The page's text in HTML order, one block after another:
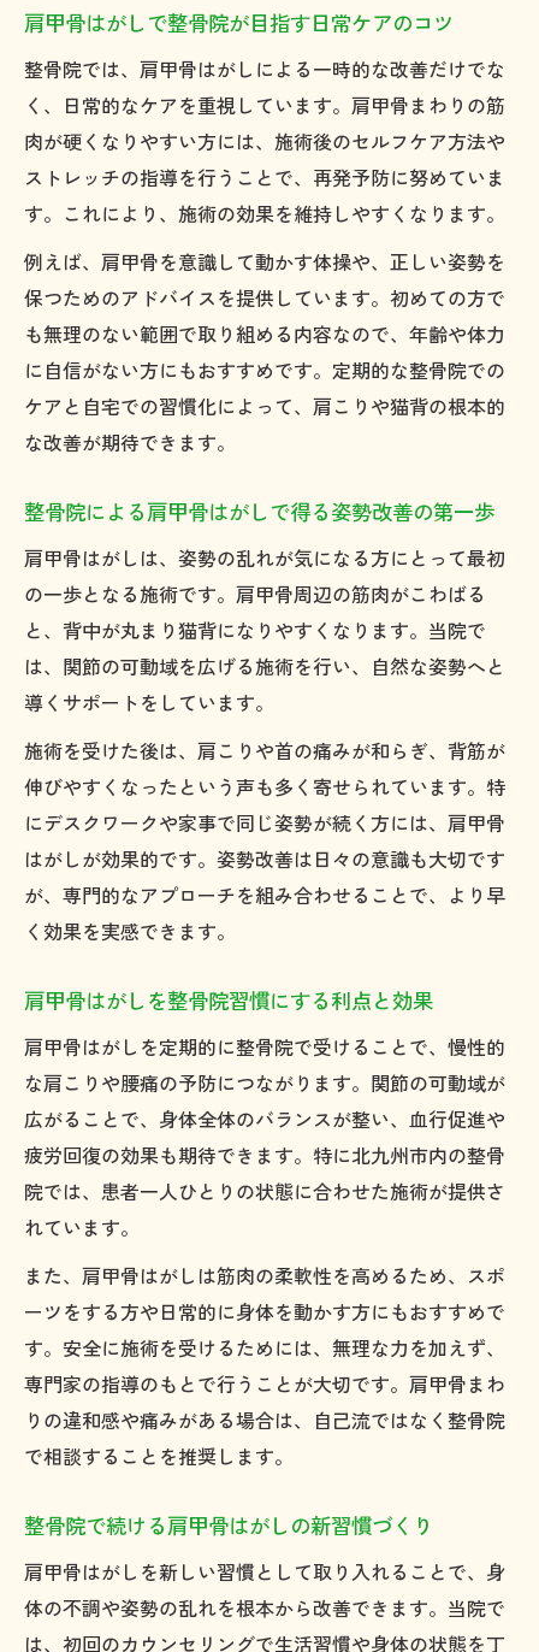
変化
整骨院での肩甲骨はがし体験者の体感ポイ
ント
肩甲骨はがし体験が整骨院で人気な理由を
解説
整骨院の肩甲骨はがしで実感する身体の不
調改善
肩甲骨まわりを柔軟にする整骨院施術の特徴
整骨院による肩甲骨はがしの柔軟性向上施
術法
肩甲骨まわりをほぐす整骨院施術の具体的
特徴
工夫
肩甲骨まわりの可動域を広げる整骨院の施
術力
整骨院施術で肩甲骨まわりを柔軟に保つポ
イント
柔軟性を高める肩甲骨はがしの効果とは
整骨院が提案する肩甲骨はがしの柔軟性効
果
肩甲骨はがしで整骨院が期待する可動域の
変化
整骨院の肩甲骨はがしで得る柔軟な身体作
り
柔軟性向上に特化した整骨院の肩甲骨はが
整骨院施術による肩甲骨はがしの効果的活
用法
肩甲骨はがしはどんな症状にぴったりか解説
整骨院の肩甲骨はがしが向く主な症状を紹
介
肩甲骨はがしを整骨院で受けるべき症状と
は
整骨院施術の肩甲骨はがしが適した症状一
覧
肩甲骨はがしが整骨院で支持される症状別
効果
ドバイス
肩甲骨はがしで整骨院が目指す日常ケアのコツ
整骨院では、肩甲骨はがしによる一時的な改善だけでな
く、日常的なケアを重視しています。肩甲骨まわりの筋
肉が硬くなりやすい方には、施術後のセルフケア方法や
ストレッチの指導を行うことで、再発予防に努めていま
す。これにより、施術の効果を維持しやすくなります。
例えば、肩甲骨を意識して動かす体操や、正しい姿勢を
保つためのアドバイスを提供しています。初めての方で
も無理のない範囲で取り組める内容なので、年齢や体力
に自信がない方にもおすすめです。定期的な整骨院での
ケアと自宅での習慣化によって、肩こりや猫背の根本的
な改善が期待できます。
整骨院による肩甲骨はがしで得る姿勢改善の第一歩
肩甲骨はがしは、姿勢の乱れが気になる方にとって最初
の一歩となる施術です。肩甲骨周辺の筋肉がこわばる
と、背中が丸まり猫背になりやすくなります。当院で
は、関節の可動域を広げる施術を行い、自然な姿勢へと
導くサポートをしています。
施術を受けた後は、肩こりや首の痛みが和らぎ、背筋が
伸びやすくなったという声も多く寄せられています。特
にデスクワークや家事で同じ姿勢が続く方には、肩甲骨
はがしが効果的です。姿勢改善は日々の意識も大切です
が、専門的なアプローチを組み合わせることで、より早
く効果を実感できます。
肩甲骨はがしを整骨院習慣にする利点と効果
肩甲骨はがしを定期的に整骨院で受けることで、慢性的
な肩こりや腰痛の予防につながります。関節の可動域が
広がることで、身体全体のバランスが整い、血行促進や
疲労回復の効果も期待できます。特に北九州市内の整骨
院では、患者一人ひとりの状態に合わせた施術が提供さ
れています。
また、肩甲骨はがしは筋肉の柔軟性を高めるため、スポ
ーツをする方や日常的に身体を動かす方にもおすすめで
す。安全に施術を受けるためには、無理な力を加えず、
専門家の指導のもとで行うことが大切です。肩甲骨まわ
りの違和感や痛みがある場合は、自己流ではなく整骨院
で相談することを推奨します。
整骨院で続ける肩甲骨はがしの新習慣づくり
肩甲骨はがしを新しい習慣として取り入れることで、身
体の不調や姿勢の乱れを根本から改善できます。当院で
は、初回のカウンセリングで生活習慣や身体の状態を丁